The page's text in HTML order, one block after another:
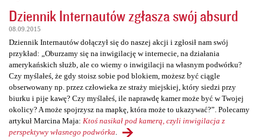
Dziennik Internautów zgłasza swój absurd
08.09.2015
Dziennik Internautów dołączył się do naszej akcji i zgłosił nam swój
przykład: „Oburzamy się na inwigilację w internecie, na działania
amerykańskich służb, ale co wiemy o inwigilacji na własnym podwórku?
Czy myślałeś, że gdy stoisz sobie pod blokiem, możesz być ciągle
obserwowany np. przez człowieka ze straży miejskiej, który siedzi przy
biurku i pije kawę? Czy myślałeś, ile naprawdę kamer może być w Twojej
okolicy? A może spojrzysz na mapkę, która może to ukazywać?”. Polecamy
artykuł Marcina Maja: Ktoś nasikał pod kamerą, czyli inwigilacja z
perspektywy własnego podwórka